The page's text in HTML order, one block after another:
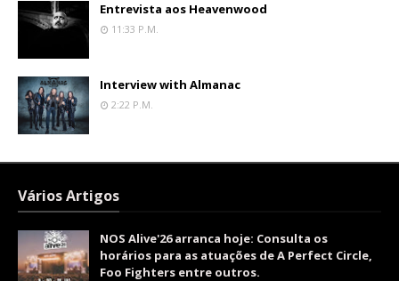
Entrevista aos Heavenwood
11:33 P.m.
Interview with Almanac
2:22 P.m.
Vários Artigos
NOS Alive'26 arranca hoje: Consulta os
horários para as atuações de A Perfect Circle,
Foo Fighters entre outros.